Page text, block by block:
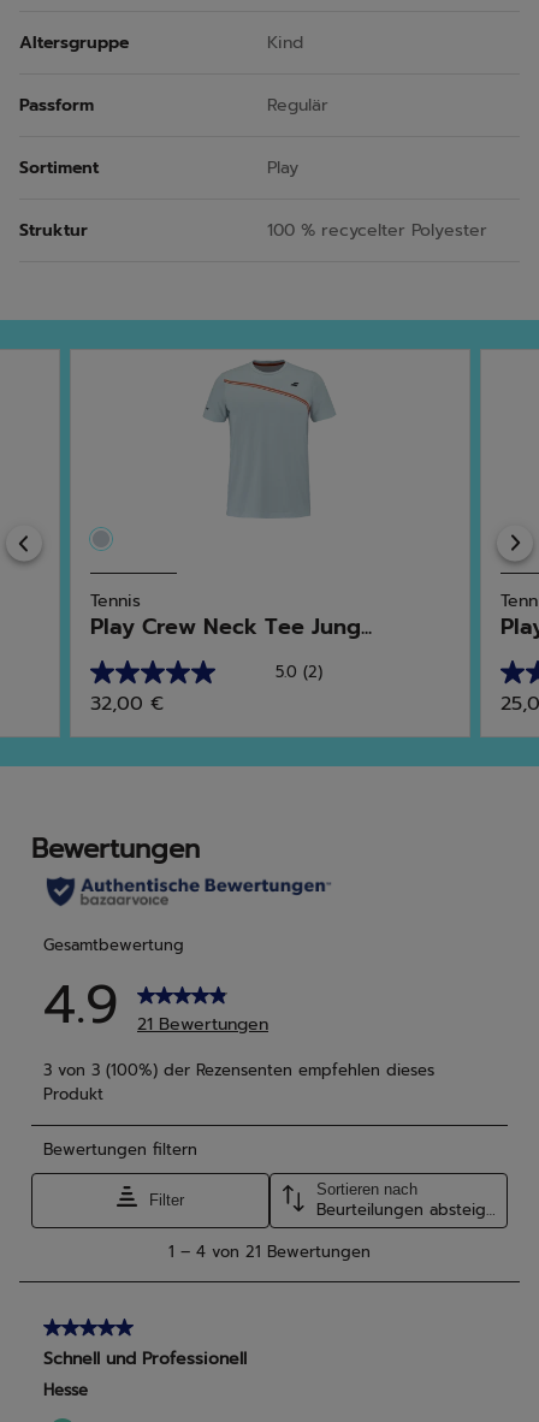
Altersgruppe Kind
Passform Regulär
Sortiment Play
Struktur 100 % recycelter Polyester
Previous
Tennis
Play Crew Neck Tee Jung...
5.0 (2)
5.0
von
5
Bewertungen
32,00 €
5.0
von
5